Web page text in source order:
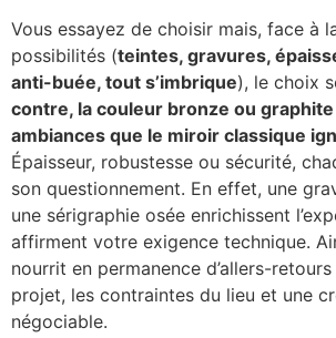
Vous essayez de choisir mais, face à
possibilités (teintes, gravures,
anti-buée, tout s’imbrique), le choix
contre, la couleur bronze ou
ambiances que le miroir classique
Épaisseur, robustesse ou sécurité,
son questionnement. En effet, une
une sérigraphie osée enrichissent
affirment votre exigence technique.
nourrit en permanence d’allers-
projet, les contraintes du lieu et une
négociable.